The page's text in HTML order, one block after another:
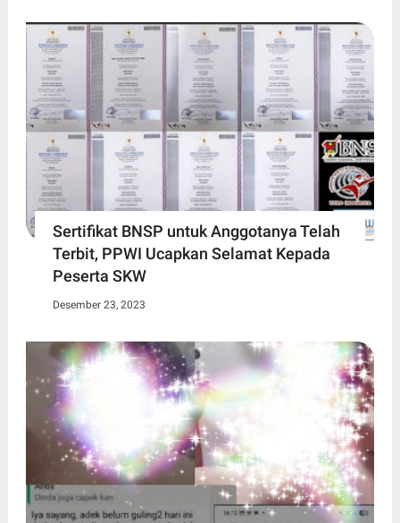
Sertifikat BNSP untuk Anggotanya Telah
Terbit, PPWI Ucapkan Selamat Kepada
Peserta SKW
Desember 23, 2023